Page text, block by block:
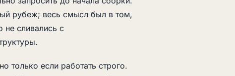
рубеж; весь смысл был в том,
не сливались с
только если работать строго.